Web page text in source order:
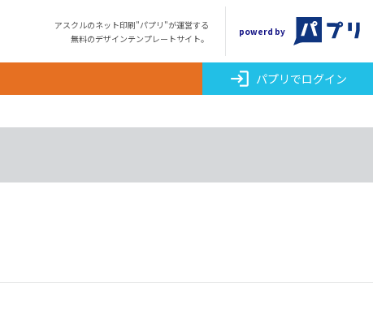
アスクルのネット印刷"パプリ"が運営する
無料のデザインテンプレートサイト。
powerd by
login パプリでログイン